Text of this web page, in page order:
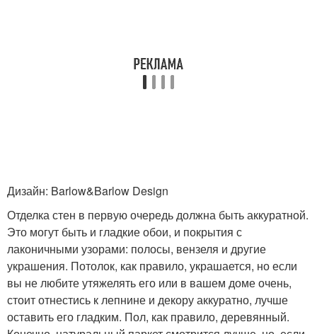
Дизайн: Barlow&Barlow Design
Отделка стен в первую очередь должна быть аккуратной.
Это могут быть и гладкие обои, и покрытия с
лаконичными узорами: полосы, вензеля и другие
украшения. Потолок, как правило, украшается, но если
вы не любите утяжелять его или в вашем доме очень,
стоит отнестись к лепнине и декору аккуратно, лучше
оставить его гладким. Пол, как правило, деревянный.